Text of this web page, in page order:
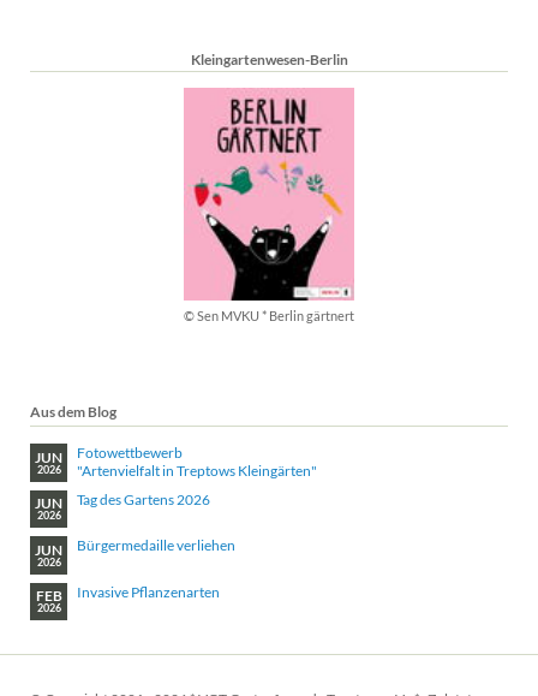
Kleingartenwesen-Berlin
© Sen MVKU * Berlin gärtnert
Aus dem Blog
JUN
2026
Fotowettbewerb
"Artenvielfalt in Treptows Kleingärten"
JUN
2026
Tag des Gartens 2026
JUN
2026
Bürgermedaille verliehen
FEB
2026
Invasive Pflanzenarten